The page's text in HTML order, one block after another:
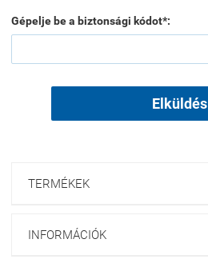
Gépelje be a biztonsági kódot*:
Elküldés
TERMÉKEK
INFORMÁCIÓK